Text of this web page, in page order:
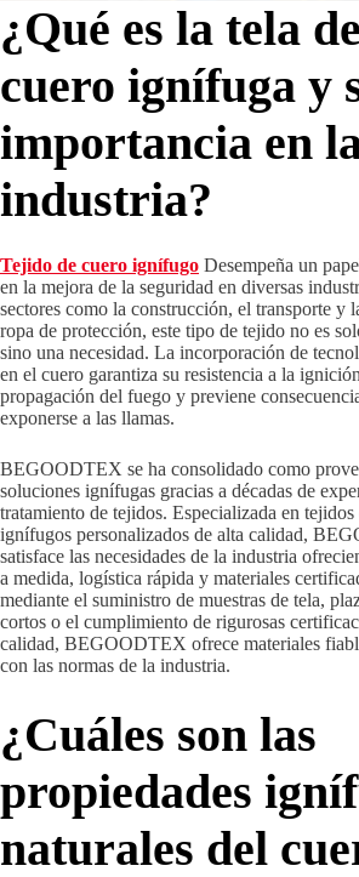
¿Qué es la tela de
cuero ignífuga y
importancia en
industria?
Tejido de cuero ignífugo Desempeña un
en la mejora de la seguridad en diversas
sectores como la construcción, el transporte y
ropa de protección, este tipo de tejido no es
sino una necesidad. La incorporación de
en el cuero garantiza su resistencia a la
propagación del fuego y previene
exponerse a las llamas.
BEGOODTEX se ha consolidado como
soluciones ignífugas gracias a décadas de
tratamiento de tejidos. Especializada en tejidos
ignífugos personalizados de alta calidad,
satisface las necesidades de la industria
a medida, logística rápida y materiales
mediante el suministro de muestras de tela,
cortos o el cumplimiento de rigurosas
calidad, BEGOODTEX ofrece materiales
con las normas de la industria.
¿Cuáles son las
propiedades
naturales del